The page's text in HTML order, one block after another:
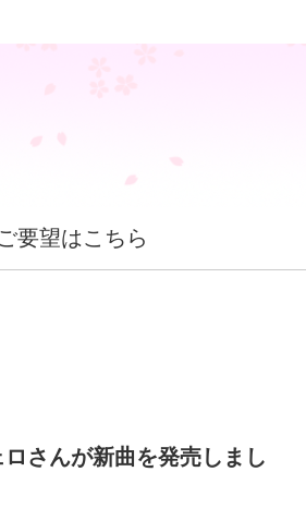
要望はこちら
ロさんが新曲を発売しまし